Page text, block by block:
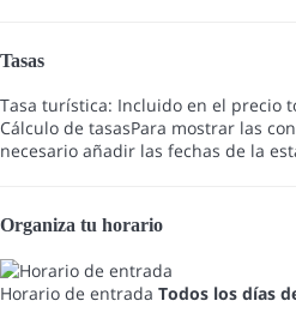
Tasas
Tasa turística: Incluido en el precio
Cálculo de tasasPara mostrar las
necesario añadir las fechas de la
Organiza tu horario
Horario de entrada Todos los días